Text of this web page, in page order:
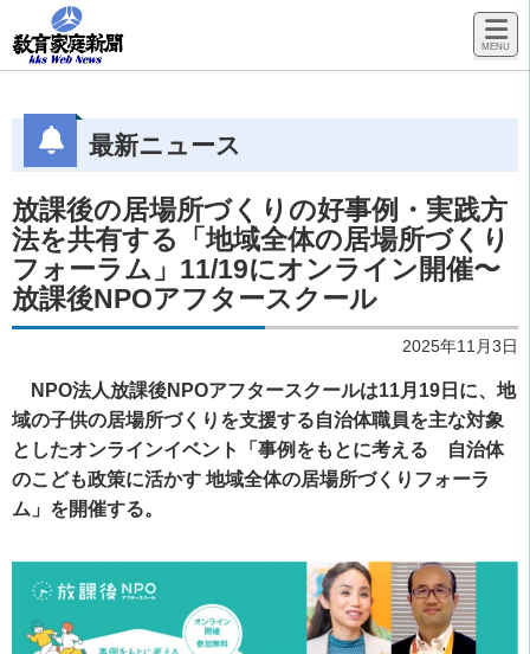
最新ニュース
放課後の居場所づくりの好事例・実践方
法を共有する「地域全体の居場所づくり
フォーラム」11/19にオンライン開催〜
放課後NPOアフタースクール
2025年11月3日
NPO法人放課後NPOアフタースクールは11月19日に、地
域の子供の居場所づくりを支援する自治体職員を主な対象
としたオンラインイベント「事例をもとに考える 自治体
のこども政策に活かす 地域全体の居場所づくりフォーラ
ム」を開催する。